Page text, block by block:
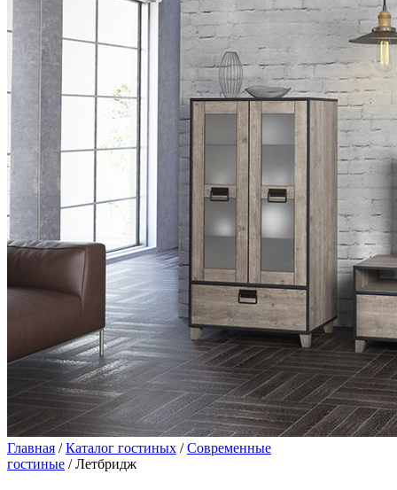
Главная /Каталог гостиных /Современные
гостиные / Летбридж